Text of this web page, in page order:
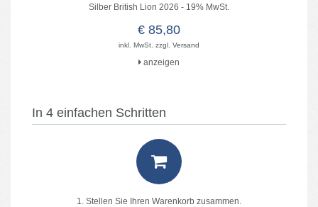
Silber British Lion 2026 - 19% MwSt.
€ 85,80
anzeigen
inkl. MwSt. zzgl. Versand
In 4 einfachen Schritten
1. Stellen Sie Ihren Warenkorb zusammen.